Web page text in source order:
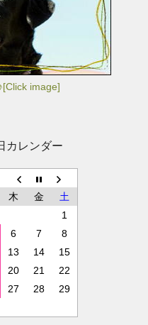
image]
カレンダー
木 金
土
1
6 7
8
13 14
15
20 21
22
27 28
29